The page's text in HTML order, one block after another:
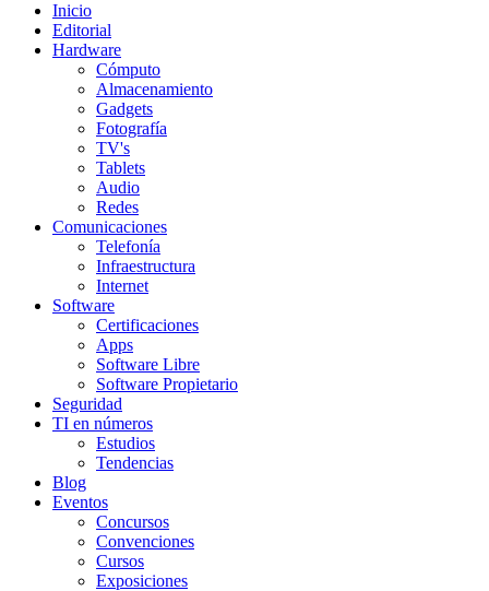
Inicio
Editorial
Hardware
Cómputo
Almacenamiento
Gadgets
Fotografía
TV's
Tablets
Audio
Redes
Comunicaciones
Telefonía
Infraestructura
Internet
Software
Certificaciones
Apps
Software Libre
Software Propietario
Seguridad
TI en números
Estudios
Tendencias
Blog
Eventos
Concursos
Convenciones
Cursos
Exposiciones